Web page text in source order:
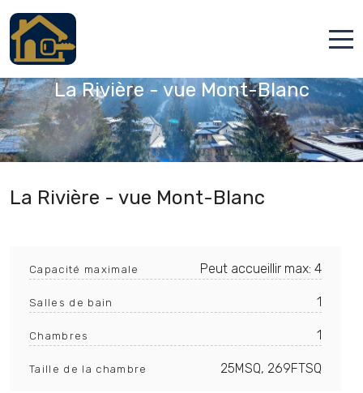
Accueil
Locations
Services
Qui sommes nous
Français
La Rivière - vue Mont-Blanc
La Rivière - vue Mont-Blanc
Capacité maximale Peut accueillir max: 4
Salles de bain 1
Chambres 1
Taille de la chambre 25MSQ, 269FTSQ